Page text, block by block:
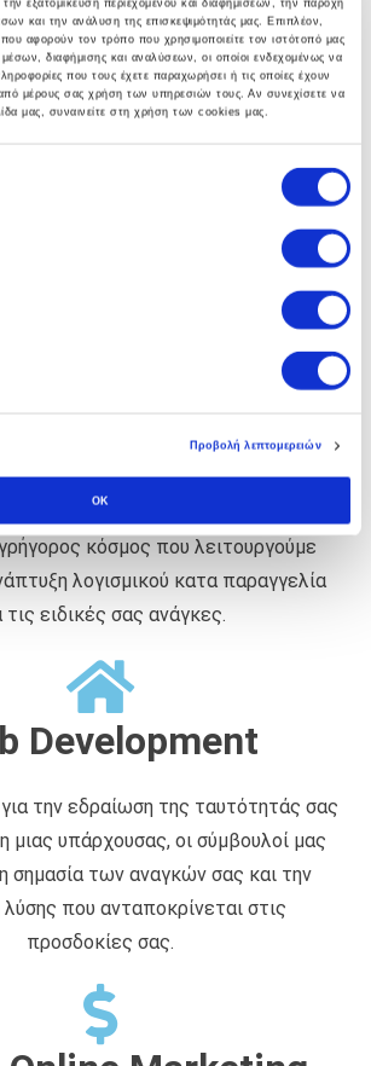
εξατομίκευση περιεχομένου και διαφημίσεων, την παροχή
και την ανάλυση της επισκεψιμότητάς μας. Επιπλέον,
αφορούν τον τρόπο που χρησιμοποιείτε τον ιστότοπό μας
διαφήμισης και αναλύσεων, οι οποίοι ενδεχομένως να
που τους έχετε παραχωρήσει ή τις οποίες έχουν
μέρους σας χρήση των υπηρεσιών τους. Αν συνεχίσετε να
μας, συναινείτε στη χρήση των cookies μας.
Προβολή λεπτομερειών
OK
που βοηθούν στην αναπτύξη
λύσεων υποδομής.
των συμβούλων μας στο Soft1
άψογη συνεργασία με την SoftOne
επιχείρηση σας τα οφέλη απο την
Software
κόσμος που λειτουργούμε
λογισμικού κατα παραγγελία
τις ειδικές σας ανάγκες.
Development
την εδραίωση της ταυτότητάς σας
μιας υπάρχουσας, οι σύμβουλοί μας
σημασία των αναγκών σας και την
που ανταποκρίνεται στις
προσδοκίες σας.